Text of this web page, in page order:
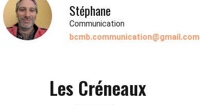
Stéphane
Communication
bcmb.communication@gmail.com
Les Créneaux